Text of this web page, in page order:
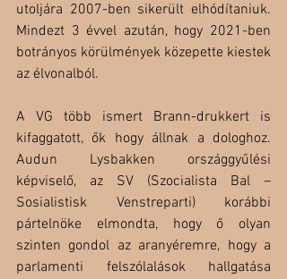
utoljára 2007-ben sikerült elhódítaniuk.
Mindezt 3 évvel azután, hogy 2021-ben
botrányos körülmények közepette kiestek
az élvonalból.
A VG több ismert Brann-drukkert is
kifaggatott, ők hogy állnak a dologhoz.
Audun Lysbakken országgyűlési
képviselő, az SV (Szocialista Bal –
Sosialistisk Venstreparti) korábbi
pártelnöke elmondta, hogy ő olyan
szinten gondol az aranyéremre, hogy a
parlamenti felszólalások hallgatása